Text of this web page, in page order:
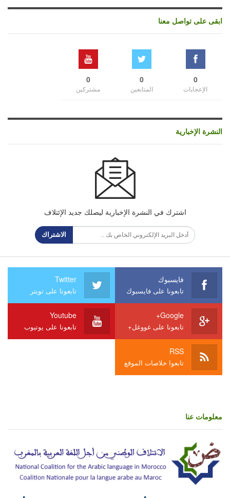
ابقى على تواصل معنا
0
الإعجابات
0
المتابعين
0
مشتركين
النشرة الإخبارية
اشترك في النشرة الإخبارية ليصلك جديد الإئتلاف
الاشتراك
فايسبوك
تابعونا على فايسبوك
Twitter
تابعونا على تويتر
Google+
تابعونا على غووغل+
Youtube
تابعونا على يوتيوب
RSS
تابعوا خلاصات الموقع
معلومات عنا